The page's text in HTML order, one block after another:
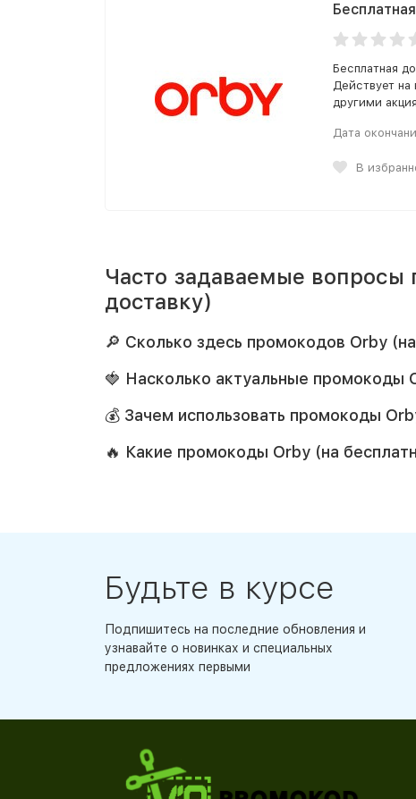
Бесплатная
Действует
другими
Дата
В
Часто задаваемые
доставку)
🔎 Сколько здесь промокодов Orby
🍓 Насколько актуальные промокоды
💰 Зачем использовать промокоды
🔥 Какие промокоды Orby (на
Будьте в курсе
Подпишитесь на последние обновления и
узнавайте о новинках и специальных
предложениях первыми